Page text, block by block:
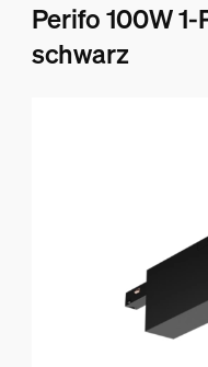
Perifo 100W
schwarz